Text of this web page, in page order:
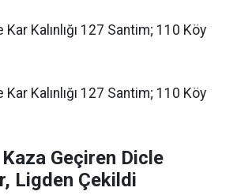
Geçiren Dicle
Ligden Çekildi